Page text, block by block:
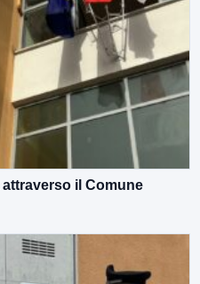
attraverso il Comune